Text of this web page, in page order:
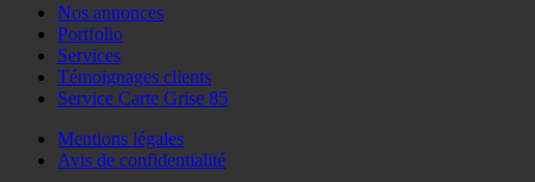
Nos annonces
Portfolio
Services
Témoignages clients
Service Carte Grise 85
Mentions légales
Avis de confidentialité